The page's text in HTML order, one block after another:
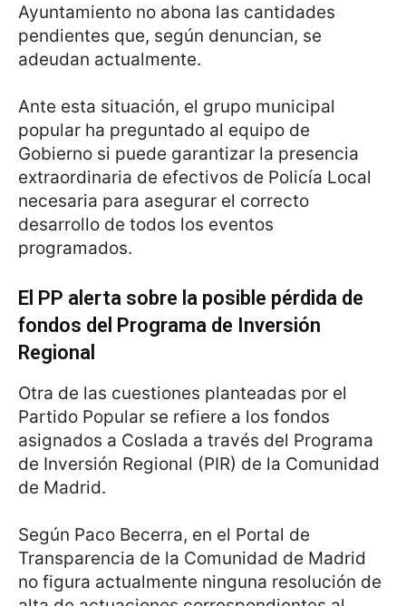
Ayuntamiento no abona las cantidades
pendientes que, según denuncian, se
adeudan actualmente.
Ante esta situación, el grupo municipal
popular ha preguntado al equipo de
Gobierno si puede garantizar la presencia
extraordinaria de efectivos de Policía Local
necesaria para asegurar el correcto
desarrollo de todos los eventos
programados.
El PP alerta sobre la posible pérdida de
fondos del Programa de Inversión
Regional
Otra de las cuestiones planteadas por el
Partido Popular se refiere a los fondos
asignados a Coslada a través del Programa
de Inversión Regional (PIR) de la Comunidad
de Madrid.
Según Paco Becerra, en el Portal de
Transparencia de la Comunidad de Madrid
no figura actualmente ninguna resolución de